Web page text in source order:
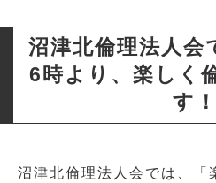
沼津北倫理法人会
6時より、楽しく
す！
沼津北倫理法人会では、「